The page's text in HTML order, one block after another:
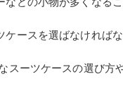
ースを選ばなければな
スーツケースの選び方